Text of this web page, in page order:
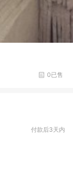
0已售
付款后3天内